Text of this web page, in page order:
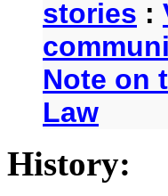
stories :
Note on
Law
History: